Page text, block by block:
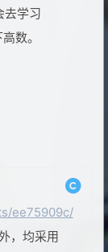
去学习
数。
ee75909c/
，均采用